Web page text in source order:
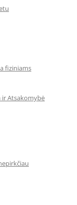
fiziniams
ir Atsakomybė